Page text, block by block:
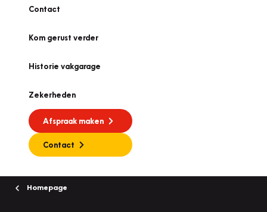
Contact
Kom gerust verder
Historie vakgarage
Zekerheden
Afspraak maken
Contact
Homepage